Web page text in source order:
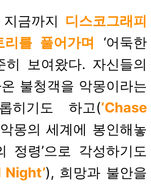
금까지 디스코그래피
를 풀어가며
‘어둑한
히 보여왔다. 자신들의
불청객을 악몽이라는
히기도 하고(‘Chase
몽의 세계에 봉인해놓
정령’으로 각성하기도
Night’), 희망과 불안을